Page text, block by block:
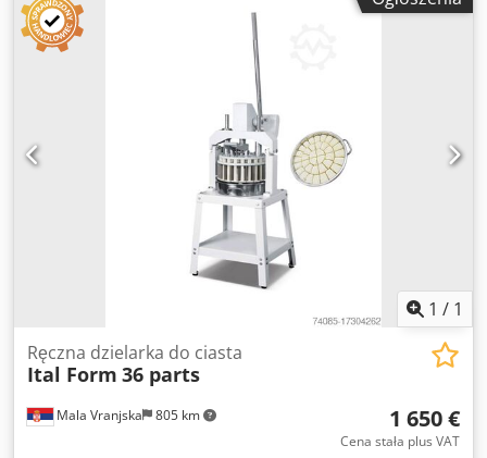
1 / 1
Mala Vranjska 805 km
Ręczna dzielarka do ciasta
Ital Form 36 parts
1 650 €
Cena stała plus VAT